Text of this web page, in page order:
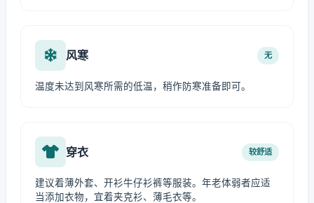
风寒 无
温度未达到风寒所需的低温，稍作防寒准备即可。
穿衣 较舒适
建议着薄外套、开衫牛仔衫裤等服装。年老体弱者应适
当添加衣物，宜着夹克衫、薄毛衣等。